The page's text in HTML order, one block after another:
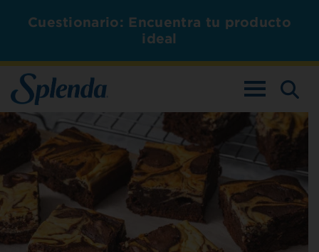
Cuestionario: Encuentra tu producto
ideal
ALTERNAR